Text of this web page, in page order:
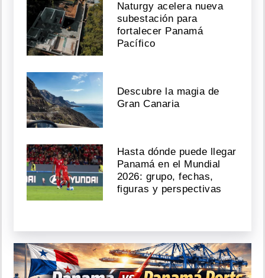
Naturgy acelera nueva
subestación para
fortalecer Panamá
Pacífico
Descubre la magia de
Gran Canaria
Hasta dónde puede llegar
Panamá en el Mundial
2026: grupo, fechas,
figuras y perspectivas